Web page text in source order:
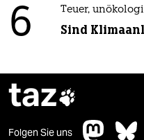
6 Teuer,
Sind
taz
Folgen Sie uns